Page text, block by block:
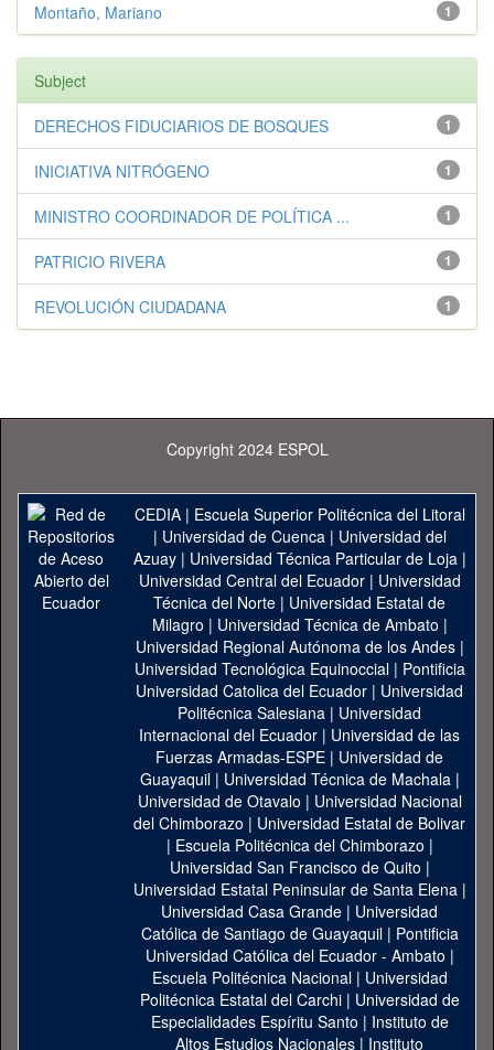
1
Montaño, Mariano
Subject
1
DERECHOS FIDUCIARIOS DE BOSQUES
1
INICIATIVA NITRÓGENO
1
MINISTRO COORDINADOR DE POLÍTICA ...
1
PATRICIO RIVERA
1
REVOLUCIÓN CIUDADANA
Copyright 2024 ESPOL
CEDIA| Escuela Superior Politécnica del Litoral
| Universidad de Cuenca| Universidad del
Azuay| Universidad Técnica Particular de Loja|
Universidad Central del Ecuador| Universidad
Técnica del Norte | Universidad Estatal de
Milagro | Universidad Técnica de Ambato |
Universidad Regional Autónoma de los Andes|
Universidad Tecnológica Equinoccial| Pontificia
Universidad Catolica del Ecuador | Universidad
Politécnica Salesiana | Universidad
Internacional del Ecuador | Universidad de las
Fuerzas Armadas-ESPE | Universidad de
Guayaquil| Universidad Técnica de Machala|
Universidad de Otavalo | Universidad Nacional
del Chimborazo | Universidad Estatal de Bolivar
| Escuela Politécnica del Chimborazo |
Universidad San Francisco de Quito |
Universidad Estatal Peninsular de Santa Elena|
Universidad Casa Grande | Universidad
Católica de Santiago de Guayaquil| Pontificia
Universidad Católica del Ecuador - Ambato |
Escuela Politécnica Nacional| Universidad
Politécnica Estatal del Carchi| Universidad de
Especialidades Espíritu Santo | Instituto de
Altos Estudios Nacionales | Instituto